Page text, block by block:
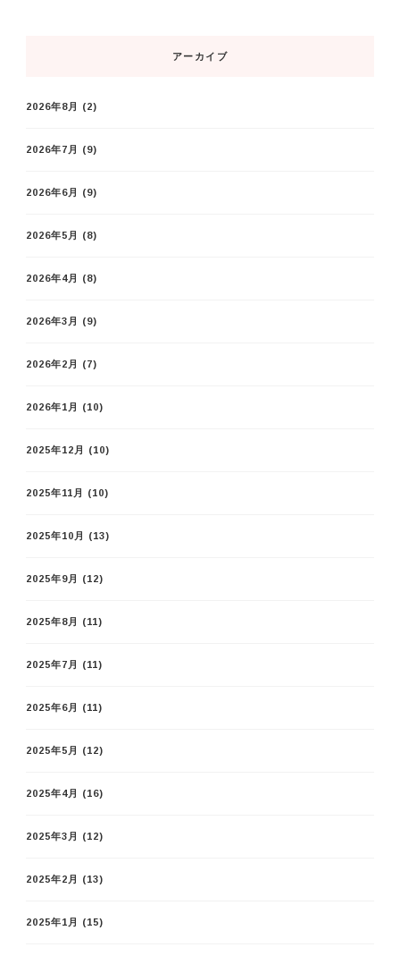
アーカイブ
2026年8月 (2)
2026年7月 (9)
2026年6月 (9)
2026年5月 (8)
2026年4月 (8)
2026年3月 (9)
2026年2月 (7)
2026年1月 (10)
2025年12月 (10)
2025年11月 (10)
2025年10月 (13)
2025年9月 (12)
2025年8月 (11)
2025年7月 (11)
2025年6月 (11)
2025年5月 (12)
2025年4月 (16)
2025年3月 (12)
2025年2月 (13)
2025年1月 (15)